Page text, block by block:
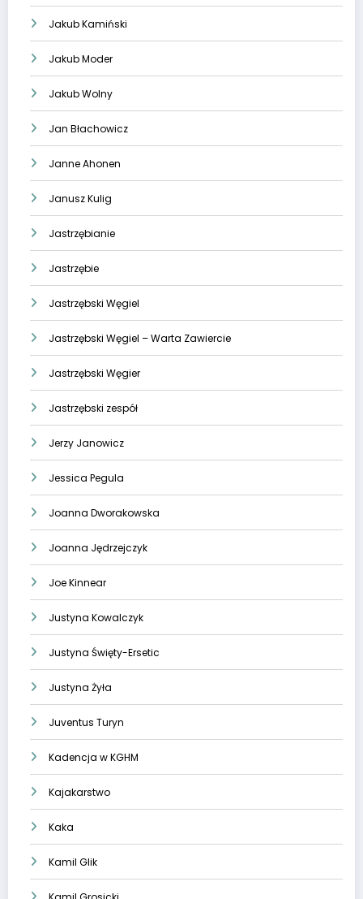
Jakub Kamiński
Jakub Moder
Jakub Wolny
Jan Błachowicz
Janne Ahonen
Janusz Kulig
Jastrzębianie
Jastrzębie
Jastrzębski Węgiel
Jastrzębski Węgiel – Warta Zawiercie
Jastrzębski Węgier
Jastrzębski zespół
Jerzy Janowicz
Jessica Pegula
Joanna Dworakowska
Joanna Jędrzejczyk
Joe Kinnear
Justyna Kowalczyk
Justyna Święty-Ersetic
Justyna Żyła
Juventus Turyn
Kadencja w KGHM
Kajakarstwo
Kaka
Kamil Glik